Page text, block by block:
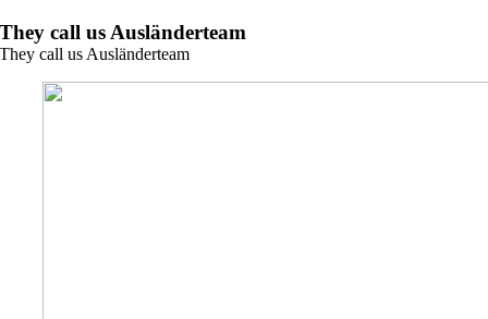
Zum
Inhalt
springen
They call us Ausländerteam
They call us Ausländerteam